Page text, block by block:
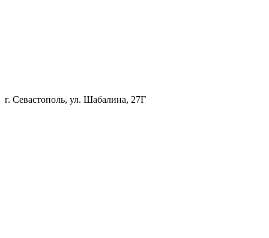
г. Севастополь, ул. Шабалина, 27Г